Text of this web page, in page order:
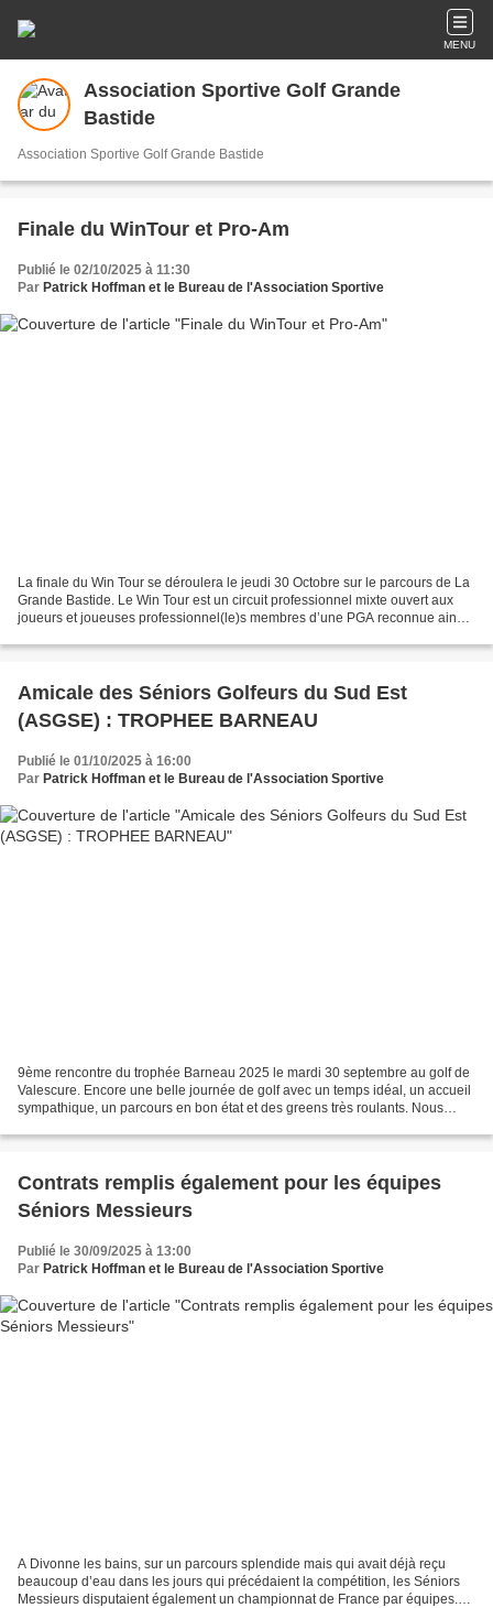
MENU
Association Sportive Golf Grande
Bastide
Association Sportive Golf Grande Bastide
Finale du WinTour et Pro-Am
Publié le 02/10/2025 à 11:30
Par Patrick Hoffman et le Bureau de l'Association Sportive
La finale du Win Tour se déroulera le jeudi 30 Octobre sur le parcours de La
Grande Bastide. Le Win Tour est un circuit professionnel mixte ouvert aux
joueurs et joueuses professionnel(le)s membres d’une PGA reconnue ainsi
Amicale des Séniors Golfeurs du Sud Est
(ASGSE) : TROPHEE BARNEAU
Publié le 01/10/2025 à 16:00
Par Patrick Hoffman et le Bureau de l'Association Sportive
9ème rencontre du trophée Barneau 2025 le mardi 30 septembre au golf de
Valescure. Encore une belle journée de golf avec un temps idéal, un accueil
sympathique, un parcours en bon état et des greens très roulants. Nous
Contrats remplis également pour les équipes
Séniors Messieurs
Publié le 30/09/2025 à 13:00
Par Patrick Hoffman et le Bureau de l'Association Sportive
A Divonne les bains, sur un parcours splendide mais qui avait déjà reçu
beaucoup d’eau dans les jours qui précédaient la compétition, les Séniors
Messieurs disputaient également un championnat de France par équipes.